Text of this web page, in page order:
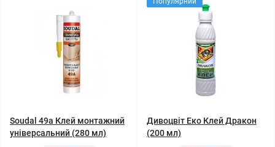
Soudal 49a Клей монтажний
універсальний (280 мл)
Дивоцвіт Еко Клей Дракон
(200 мл)